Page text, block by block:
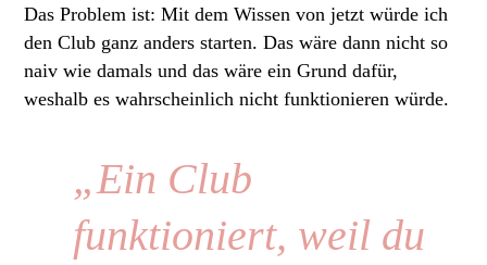
Das Problem ist: Mit dem Wissen von jetzt würde ich
den Club ganz anders starten. Das wäre dann nicht so
naiv wie damals und das wäre ein Grund dafür,
weshalb es wahrscheinlich nicht funktionieren würde.
„Ein Club
funktioniert, weil du